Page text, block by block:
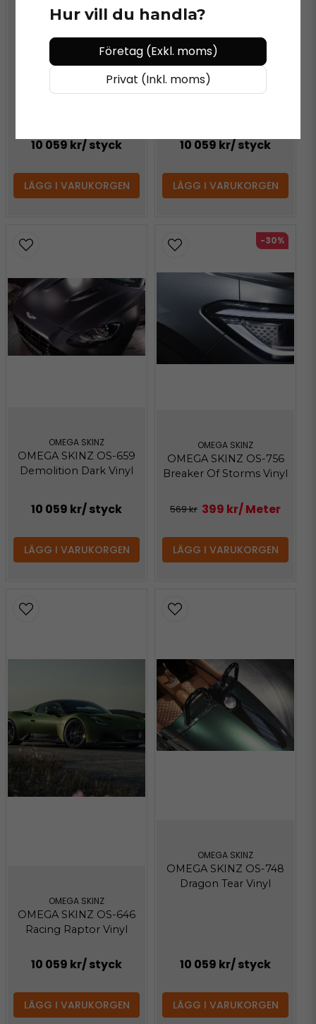
10 059 kr/ styck
LÄGG I VARUKORGEN
OMEGA SKINZ
OMEGA SKINZ OS-601
10 059 kr/ styck
LÄGG I VARUKORGEN
OMEGA SKINZ
OMEGA SKINZ OS-659
Demolition Dark Vinyl
10 059 kr/ styck
LÄGG I VARUKORGEN
OMEGA SKINZ
OMEGA SKINZ OS-756
Breaker Of Storms Vinyl
569 kr 399 kr/ Meter
LÄGG I VARUKORGEN
-30%
OMEGA SKINZ
OMEGA SKINZ OS-646
Racing Raptor Vinyl
10 059 kr/ styck
LÄGG I VARUKORGEN
OMEGA SKINZ
OMEGA SKINZ OS-748
Dragon Tear Vinyl
10 059 kr/ styck
LÄGG I VARUKORGEN
Hur vill du handla?
Företag (Exkl. moms)
Privat (Inkl. moms)